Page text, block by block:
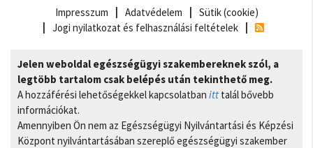
Impresszum
Adatvédelem
Sütik (cookie)
Jogi nyilatkozat és felhasználási feltételek
Jelen weboldal egészségügyi szakembereknek szól, a
legtöbb tartalom csak belépés után tekinthető meg.
A hozzáférési lehetőségekkel kapcsolatban itt talál bővebb
információkat.
Amennyiben Ön nem az Egészségügyi Nyilvántartási és Képzési
Központ nyilvántartásában szereplő egészségügyi szakember